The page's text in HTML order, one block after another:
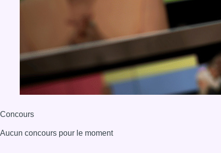
Concours
Aucun concours pour le moment